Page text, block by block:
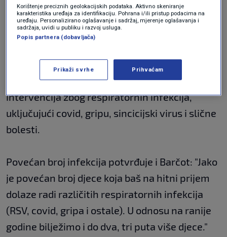
specijalist dječje kirurgije u Klaićevoj bolnici.
Respiratorne infekcije
Na hitnom prijemu zabilježen je i povećan broj
intervencija zbog respiratornih infekcija,
uključujući covid, gripu, sincicijski virus i slične
bolesti.
Povećan broj infekcija potvrđuje i Barčot: "Jako
je povećan broj djece koja baš na hitni prijem
dolaze radi različitih respiratornih infekcija
(RSV, covid, gripa i ostale). U odnosu na ranije
godine bilježimo i do dva, tri puta više djece."
Korištenje preciznih geolokacijskih podataka. Aktivno skeniranje
karakteristika uređaja za identifikaciju. Pohrana i/ili pristup podacima na
uređaju. Personalizirano oglašavanje i sadržaj, mjerenje oglašavanja i
sadržaja, uvidi u publiku i razvoj usluga.
Popis partnera (dobavljača)
Prikaži svrhe Prihvaćam